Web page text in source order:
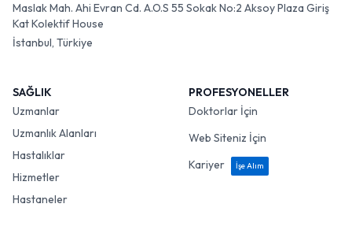
Maslak Mah. Ahi Evran Cd. A.O.S 55 Sokak No:2 Aksoy Plaza Giriş
Kat Kolektif House
İstanbul, Türkiye
SAĞLIK
Uzmanlar
Uzmanlık Alanları
Hastalıklar
Hizmetler
Hastaneler
PROFESYONELLER
Doktorlar İçin
Web Siteniz İçin
Kariyer
İşe Alım